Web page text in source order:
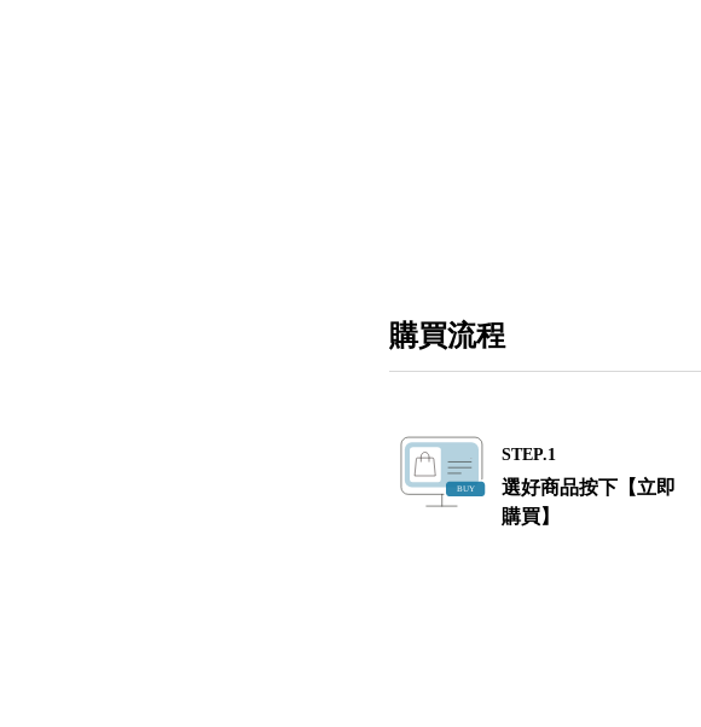
購買流程
STEP.1
選好商品按下【立即
購買】